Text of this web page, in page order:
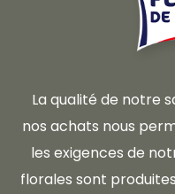
La qualité de notre
nos achats nous
les exigences de
florales sont